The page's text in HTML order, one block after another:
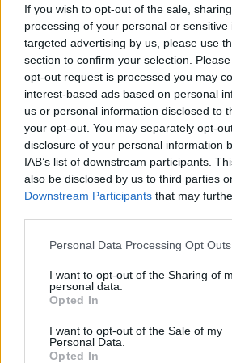
If you wish to opt-out of the sale,
processing of your personal or
targeted advertising by us, please use
section to confirm your selection.
opt-out request is processed you may
interest-based ads based on personal
us or personal information disclosed to
your opt-out. You may separately opt-
disclosure of your personal information
IAB’s list of downstream participants.
also be disclosed by us to third parties
Downstream Participants that may
Personal Data Processing Opt Outs
I want to opt-out of the Sharing of
personal data.
Opted In
I want to opt-out of the Sale of my
Personal Data.
Opted In
επιστημονικών δεδομένων
από τις εργαστηριακές
σχετικά με την μετάλλαξη
CoV-2 που εντοπίστηκε στο
συστήνει ο Βασίλης Γοργούλης
Ιστολογίας Ιατρικής Σχολής
καθοδήγηση του οποίου
ελληνικό γρήγορο τεστ
μιλώντας […]
ΠΕΡΙΣΣΌΤΕΡΑ ...